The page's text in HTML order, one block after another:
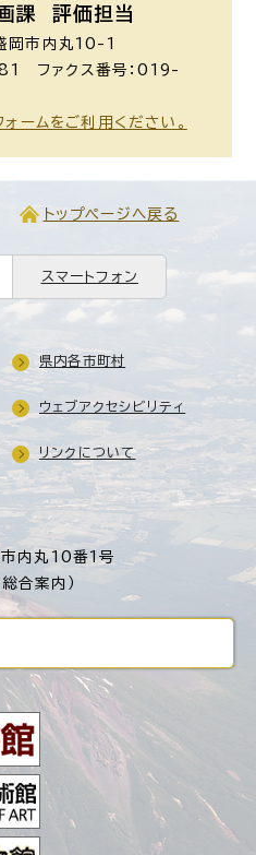
課 評価担当
市内丸10-1
ファクス番号：019-
ームをご利用ください。
トップページへ戻る
スマートフォン
内丸10番1号
合案内）
県内各市町村
ウェブアクセシビリティ
リンクについて